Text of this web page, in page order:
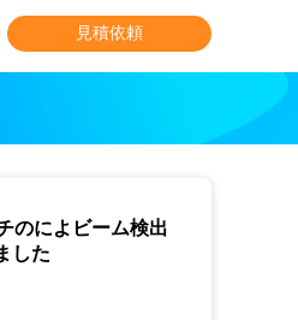
見積依頼
のによビーム検出
した